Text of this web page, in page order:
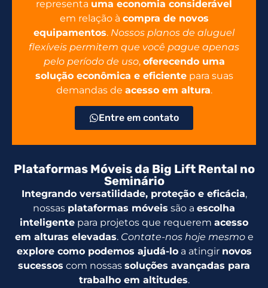
representa uma economia considerável
em relação à compra de novos
equipamentos. Nossos planos de aluguel
flexíveis permitem que você pague apenas
pelo período de uso, oferecendo uma
solução econômica e eficientepara suas
demandas de acesso em altura.
Entre em contato
Plataformas Móveis da Big Lift Rental no
Seminário
Integrando versatilidade, proteção e eficácia,
nossas plataformas móveis são a escolha
inteligente para projetos que requerem acesso
em alturas elevadas. Contate-nos hoje mesmoe
explore como podemos ajudá-loa atingir novos
sucessos com nossas soluções avançadas para
trabalho em altitudes.